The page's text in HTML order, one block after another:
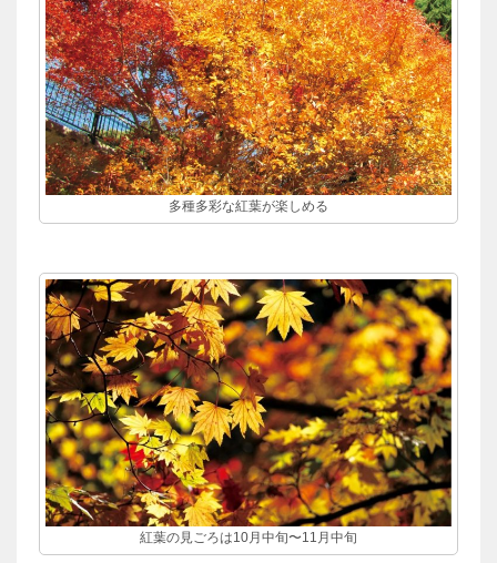
多種多彩な紅葉が楽しめる
紅葉の見ごろは10月中旬〜11月中旬